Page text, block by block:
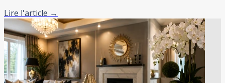
Lire l'article →